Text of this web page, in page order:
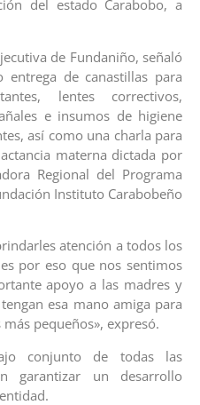
del estado Carabobo, a
de Fundaniño, señaló
de canastillas para
lentes correctivos,
e insumos de higiene
así como una charla para
materna dictada por
Regional del Programa
Instituto Carabobeño
atención a todos los
por eso que nos sentimos
apoyo a las madres y
esa mano amiga para
pequeños», expresó.
conjunto de todas las
garantizar un desarrollo